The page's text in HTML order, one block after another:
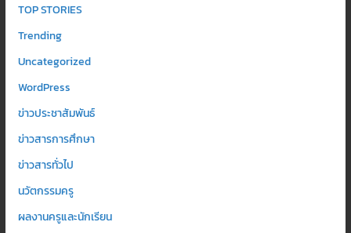
TOP STORIES
Trending
Uncategorized
WordPress
ข่าวประชาสัมพันธ์
ข่าวสารการศึกษา
ข่าวสารทั่วไป
นวัตกรรมครู
ผลงานครูและนักเรียน